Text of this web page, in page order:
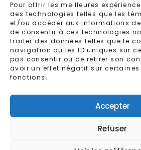
Pour offrir les meilleures
des technologies telles que les
et/ou accéder aux informations
de consentir à ces technologies
traiter des données telles que le
navigation ou les ID uniques sur
pas consentir ou de retirer son
avoir un effet négatif sur
fonctions.
Accepter
Refuser
ENTREZ VOTRE COURRIEL POUR VOUS
© 2026 - Tous droits réservés